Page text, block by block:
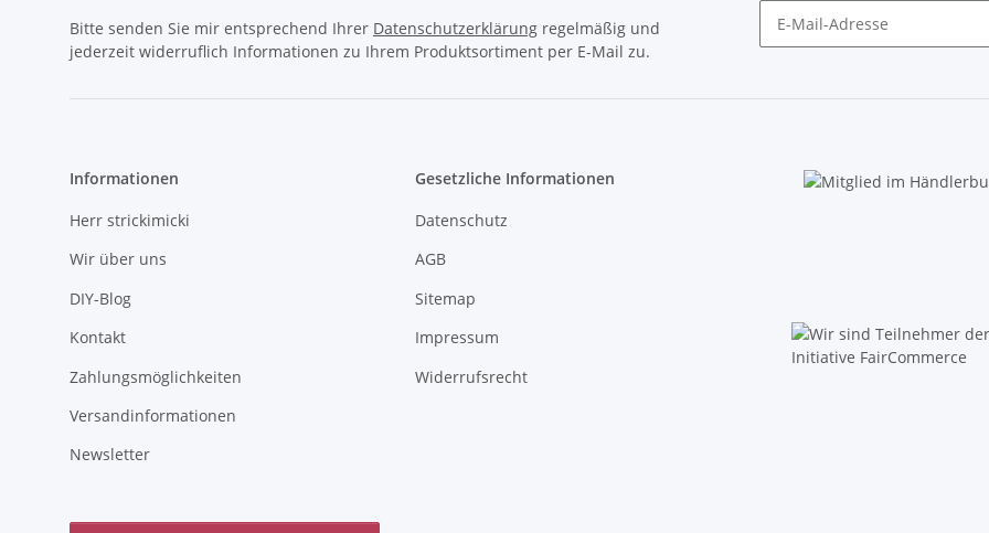
Bitte senden Sie mir entsprechend Ihrer Datenschutzerklärung regelmäßig und
jederzeit widerruflich Informationen zu Ihrem Produktsortiment per E-Mail zu.
Informationen
Herr strickimicki
Wir über uns
DIY-Blog
Kontakt
Zahlungsmöglichkeiten
Versandinformationen
Newsletter
Gesetzliche Informationen
Datenschutz
AGB
Sitemap
Impressum
Widerrufsrecht